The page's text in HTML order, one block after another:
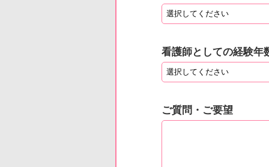
看護師としての経験年
ご質問・ご要望